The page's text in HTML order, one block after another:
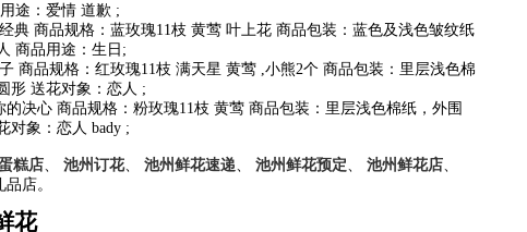
途：爱情 道歉 ;
典 商品规格：蓝玫瑰11枝 黄莺 叶上花 商品包装：蓝色及浅色皱纹纸
商品用途：生日;
商品规格：红玫瑰11枝 满天星 黄莺 ,小熊2个 商品包装：里层浅色棉
形 送花对象：恋人 ;
的决心 商品规格：粉玫瑰11枝 黄莺 商品包装：里层浅色棉纸，外围
对象：恋人 bady ;
糕店、 池州订花、 池州鲜花速递、 池州鲜花预定、 池州鲜花店、
店。
花